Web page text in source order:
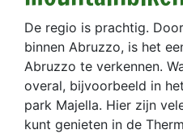
De regio is prachtig.
binnen Abruzzo, is het
Abruzzo te verkennen.
overal, bijvoorbeeld in
park Majella. Hier zijn
kunt genieten in de